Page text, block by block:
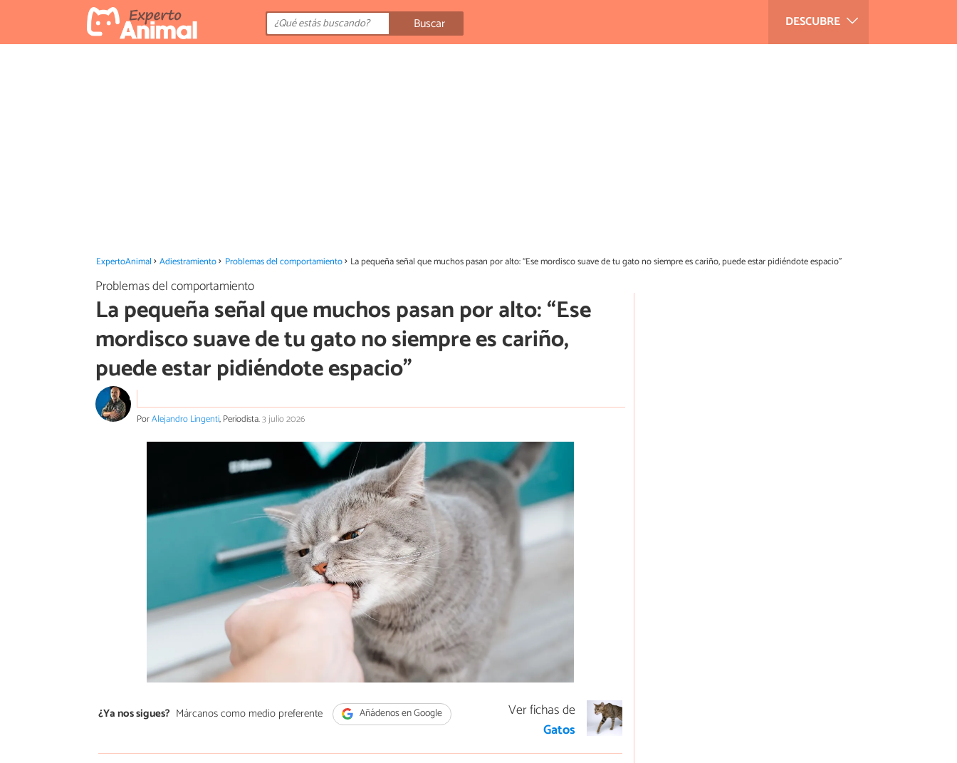
DESCUBRE
Buscar
ExpertoAnimal Adiestramiento Problemas del comportamiento La pequeña señal que muchos pasan por alto: “Ese mordisco suave de tu gato no siempre es cariño, puede estar pidiéndote espacio”
Problemas del comportamiento
La pequeña señal que muchos pasan por alto: “Ese
mordisco suave de tu gato no siempre es cariño,
puede estar pidiéndote espacio”
PorAlejandro Lingenti, Periodista.3 julio 2026
¿Ya nos sigues? Márcanos como medio preferente Añádenos en Google
Ver fichas de
Gatos